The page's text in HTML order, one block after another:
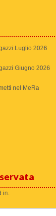
Luglio 2026
Giugno 2026
nel MeRa
in.